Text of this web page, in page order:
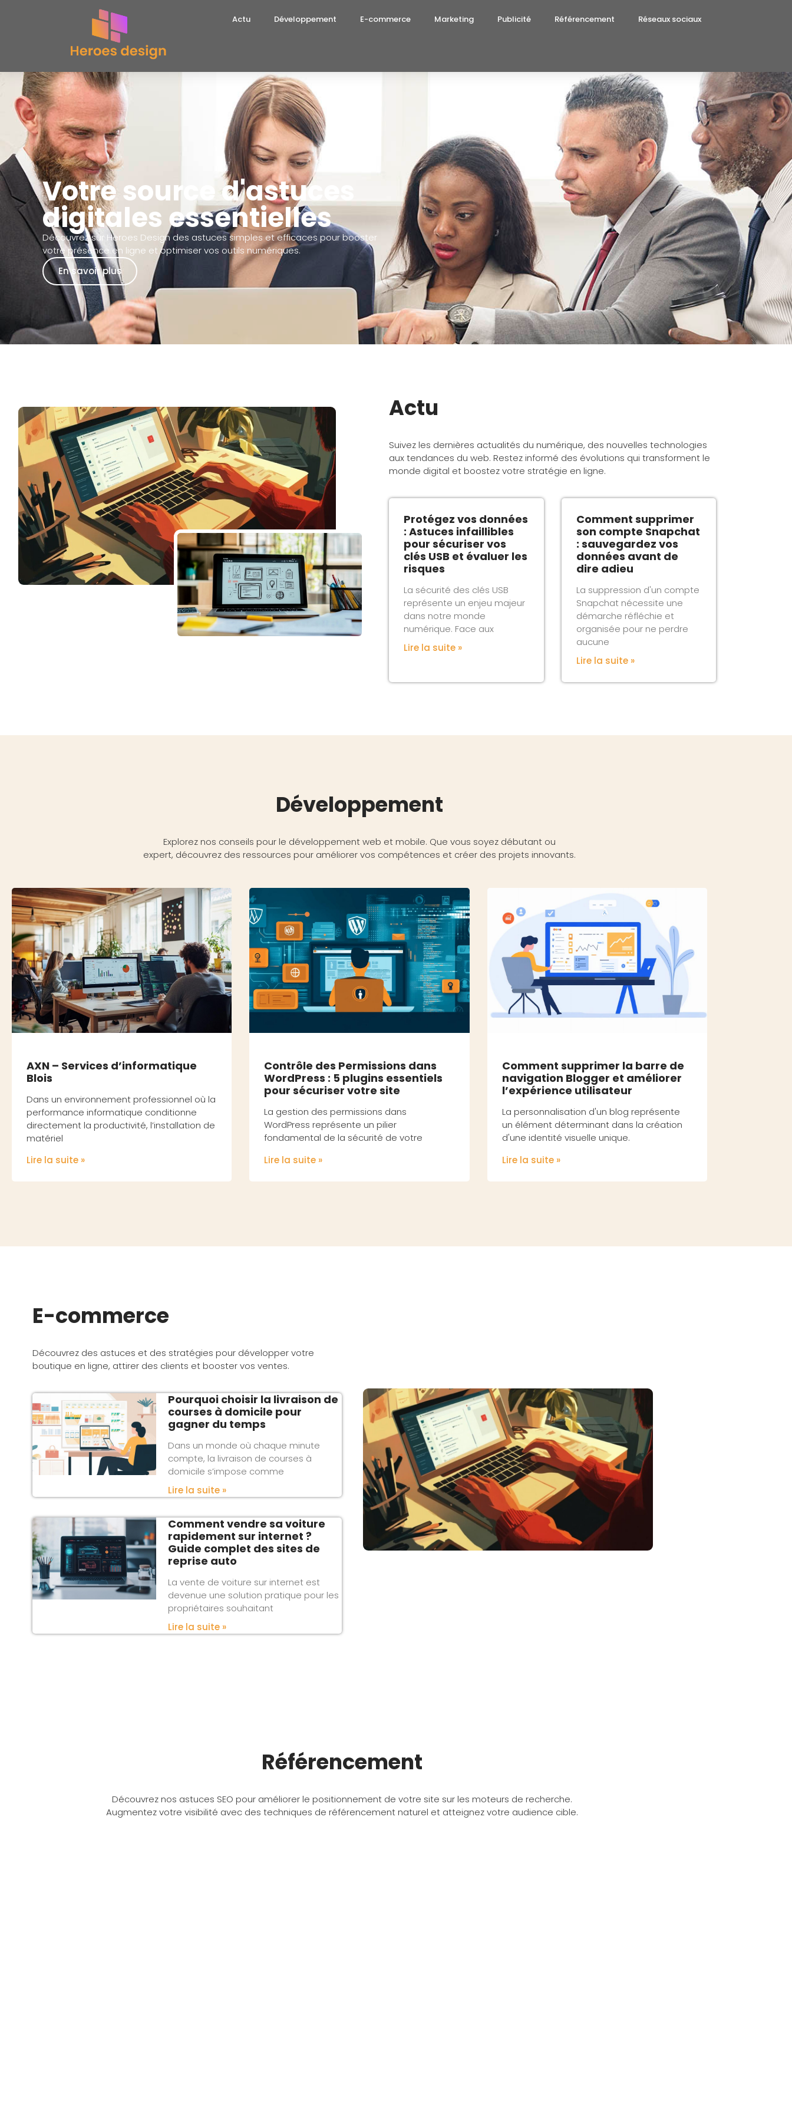
Actu Développement E-commerce Marketing Publicité Référencement Réseaux sociaux
Votre source d'astuces
digitales essentielles
Découvrez sur Heroes Design des astuces simples et efficaces pour booster
votre présence en ligne et optimiser vos outils numériques.
En savoir plus
Actu
Suivez les dernières actualités du numérique, des nouvelles technologies
aux tendances du web. Restez informé des évolutions qui transforment le
monde digital et boostez votre stratégie en ligne.
Protégez vos données
: Astuces infaillibles
pour sécuriser vos
clés USB et évaluer les
risques
La sécurité des clés USB
représente un enjeu majeur
dans notre monde
numérique. Face aux
Lire la suite »
Comment supprimer
son compte Snapchat
: sauvegardez vos
données avant de
dire adieu
La suppression d'un compte
Snapchat nécessite une
démarche réfléchie et
organisée pour ne perdre
aucune
Lire la suite »
Développement
Explorez nos conseils pour le développement web et mobile. Que vous soyez débutant ou
expert, découvrez des ressources pour améliorer vos compétences et créer des projets innovants.
AXN – Services d’informatique
Blois
Dans un environnement professionnel où la
performance informatique conditionne
directement la productivité, l’installation de
matériel
Lire la suite »
Contrôle des Permissions dans
WordPress : 5 plugins essentiels
pour sécuriser votre site
La gestion des permissions dans
WordPress représente un pilier
fondamental de la sécurité de votre
Lire la suite »
Comment supprimer la barre de
navigation Blogger et améliorer
l’expérience utilisateur
La personnalisation d'un blog représente
un élément déterminant dans la création
d'une identité visuelle unique.
Lire la suite »
E-commerce
Découvrez des astuces et des stratégies pour développer votre
boutique en ligne, attirer des clients et booster vos ventes.
Pourquoi choisir la livraison de
courses à domicile pour
gagner du temps
Dans un monde où chaque minute
compte, la livraison de courses à
domicile s’impose comme
Lire la suite »
Comment vendre sa voiture
rapidement sur internet ?
Guide complet des sites de
reprise auto
La vente de voiture sur internet est
devenue une solution pratique pour les
propriétaires souhaitant
Lire la suite »
Référencement
Découvrez nos astuces SEO pour améliorer le positionnement de votre site sur les moteurs de recherche.
Augmentez votre visibilité avec des techniques de référencement naturel et atteignez votre audience cible.